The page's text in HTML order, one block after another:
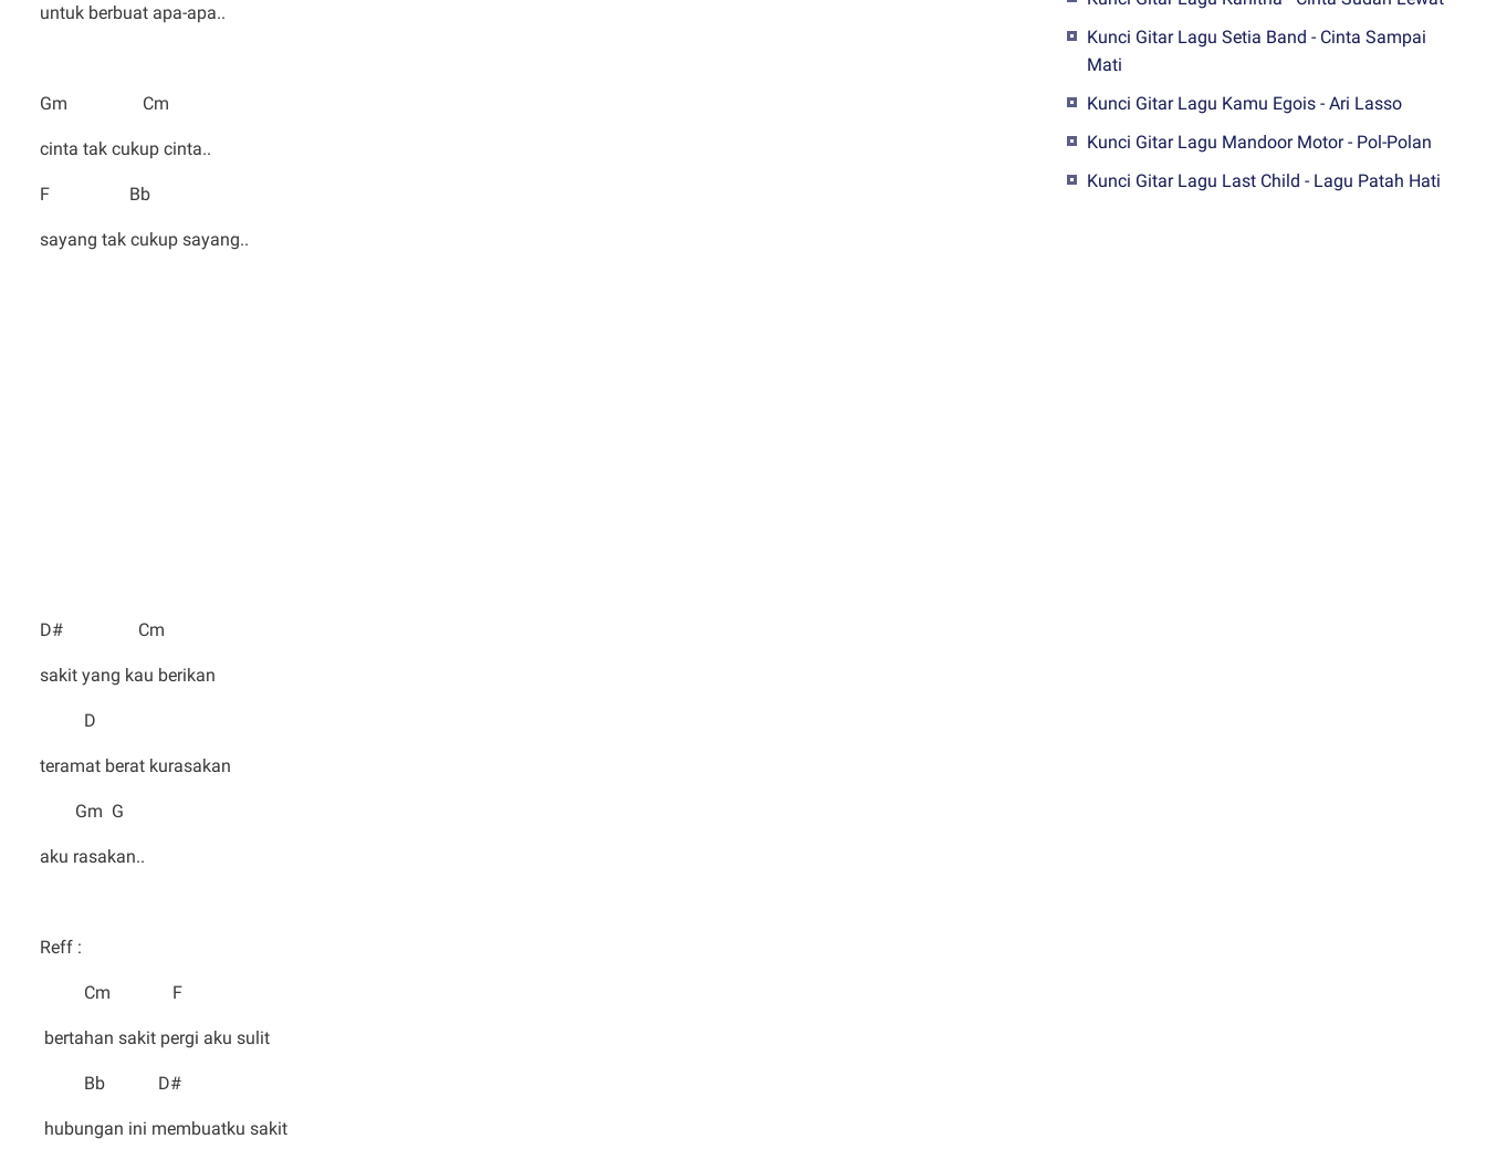
untuk berbuat apa-apa..
Gm Cm
cinta tak cukup cinta..
F Bb
sayang tak cukup sayang..
D# Cm
sakit yang kau berikan
D
teramat berat kurasakan
Gm G
aku rasakan..
Reff :
Cm F
bertahan sakit pergi aku sulit
Bb D#
hubungan ini membuatku sakit
Kunci Gitar Lagu Setia Band - Cinta Sampai
Mati
Kunci Gitar Lagu Kamu Egois - Ari Lasso
Kunci Gitar Lagu Mandoor Motor - Pol-Polan
Kunci Gitar Lagu Last Child - Lagu Patah Hati